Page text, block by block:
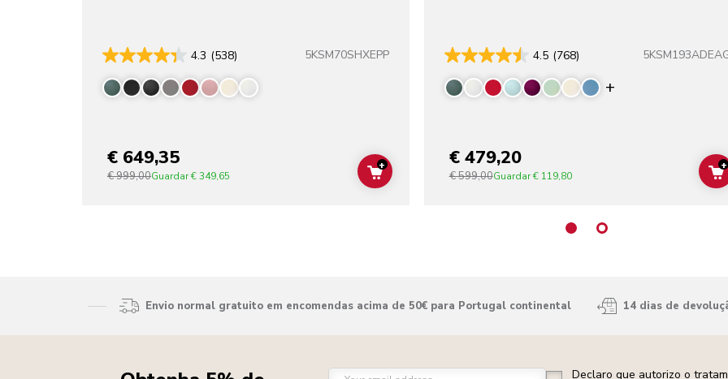
4.3 (538) 5KSM70SHXEPP
€ 649,35
€ 999,00Guardar€ 349,65 ADD TO CART
+
4.5 (768)
Display more
€ 479,20
€ 599,00Guardar€ 119,80
+
Envio normal gratuito em encomendas acima de 50€ para Portugal continental 14 dias de
Declaro que autorizo o